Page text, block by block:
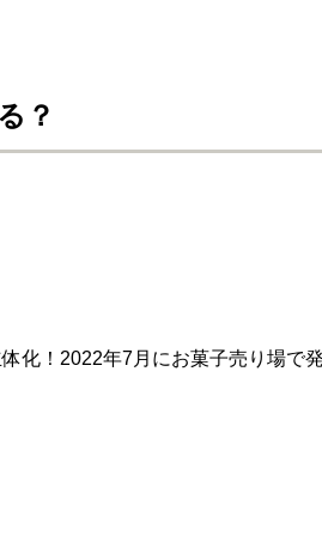
？
化！2022年7月にお菓子売り場で発